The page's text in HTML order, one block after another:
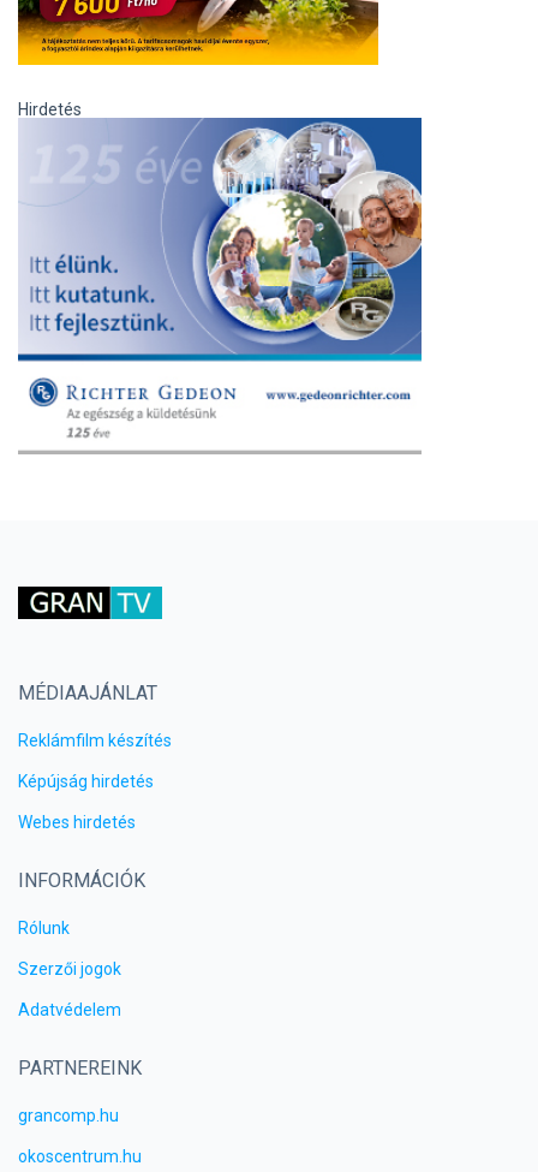
Hirdetés
MÉDIAAJÁNLAT
Reklámfilm készítés
Képújság hirdetés
Webes hirdetés
INFORMÁCIÓK
Rólunk
Szerzői jogok
Adatvédelem
PARTNEREINK
grancomp.hu
okoscentrum.hu